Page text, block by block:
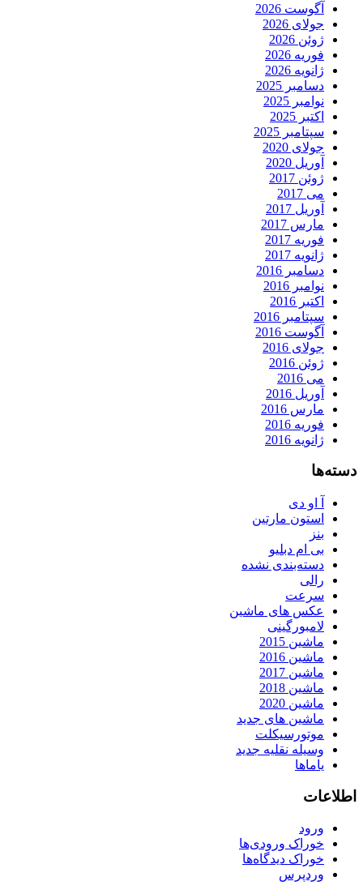
آگوست 2026
جولای 2026
ژوئن 2026
فوریه 2026
ژانویه 2026
دسامبر 2025
نوامبر 2025
اکتبر 2025
سپتامبر 2025
جولای 2020
آوریل 2020
ژوئن 2017
می 2017
آوریل 2017
مارس 2017
فوریه 2017
ژانویه 2017
دسامبر 2016
نوامبر 2016
اکتبر 2016
سپتامبر 2016
آگوست 2016
جولای 2016
ژوئن 2016
می 2016
آوریل 2016
مارس 2016
فوریه 2016
ژانویه 2016
دسته‌ها
آ او دی
استون مارتین
بنز
بی ام دبلیو
دسته‌بندی نشده
رالی
سرعت
عکس های ماشین
لامبورگینی
ماشین 2015
ماشین 2016
ماشین 2017
ماشین 2018
ماشین 2020
ماشین های جدید
موتورسیکلت
وسیله نقلیه جدید
یاماها
اطلاعات
ورود
خوراک ورودی‌ها
خوراک دیدگاه‌ها
وردپرس